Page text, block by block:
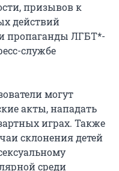
призывов к
действий
пропаганды ЛГБТ*-
службе
могут
акты, нападать
играх. Также
склонения детей
среди